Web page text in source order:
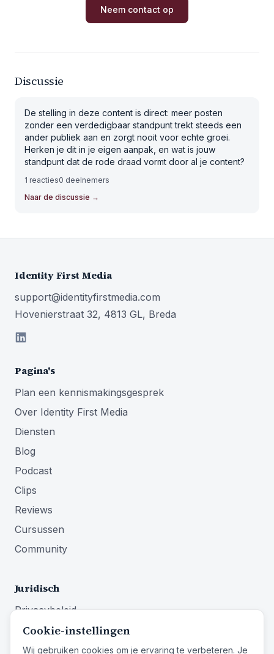
Neem contact op
Discussie
De stelling in deze content is direct: meer posten
zonder een verdedigbaar standpunt trekt steeds een
ander publiek aan en zorgt nooit voor echte groei.
Herken je dit in je eigen aanpak, en wat is jouw
standpunt dat de rode draad vormt door al je content?
1 reacties0 deelnemers
Naar de discussie →
Identity First Media
support@identityfirstmedia.com
Hovenierstraat 32, 4813 GL, Breda
Pagina's
Plan een kennismakingsgesprek
Over Identity First Media
Diensten
Blog
Podcast
Clips
Reviews
Cursussen
Community
Juridisch
Privacybeleid
Algemene voorwaarden
Impressum
Cookie-instellingen
Wij gebruiken cookies om je ervaring te verbeteren. Je